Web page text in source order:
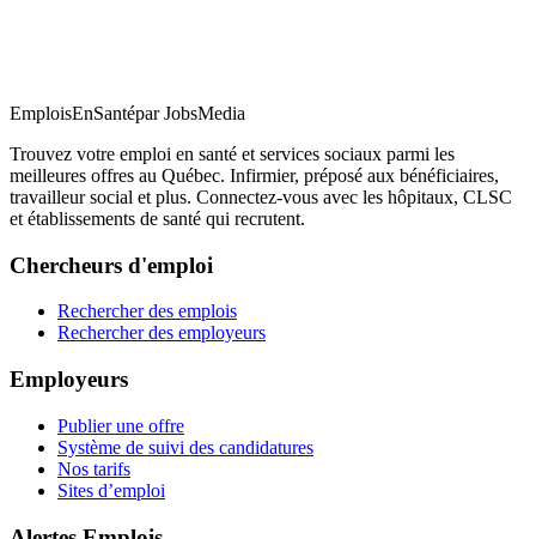
EmploisEnSantépar JobsMedia
Trouvez votre emploi en santé et services sociaux parmi les
meilleures offres au Québec. Infirmier, préposé aux bénéficiaires,
travailleur social et plus. Connectez-vous avec les hôpitaux, CLSC
et établissements de santé qui recrutent.
Chercheurs d'emploi
Rechercher des emplois
Rechercher des employeurs
Employeurs
Publier une offre
Système de suivi des candidatures
Nos tarifs
Sites d’emploi